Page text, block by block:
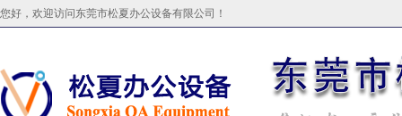
您好，欢迎访问东莞市松夏办公设备有限公司！